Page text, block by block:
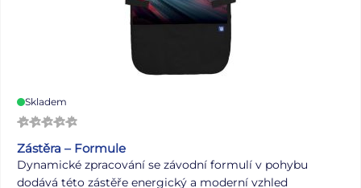
Skladem
Zástěra – Formule
Dynamické zpracování se závodní formulí v pohybu
dodává této zástěře energický a moderní vzhled